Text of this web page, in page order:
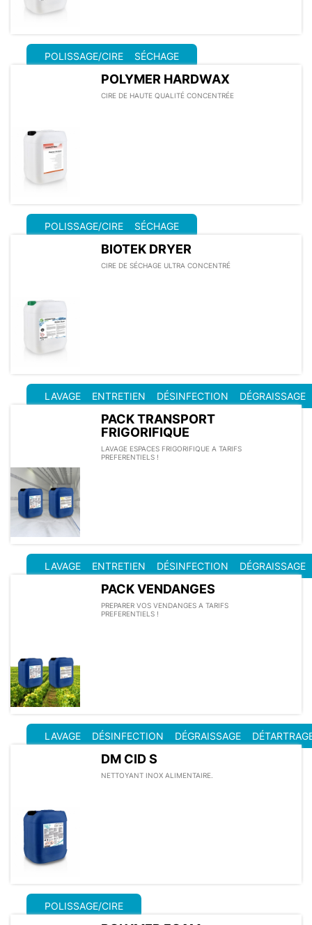
POLISSAGE/CIRE SÉCHAGE
POLYMER HARDWAX
CIRE DE HAUTE QUALITÉ CONCENTRÉE
POLISSAGE/CIRE SÉCHAGE
BIOTEK DRYER
CIRE DE SÉCHAGE ULTRA CONCENTRÉ
LAVAGE ENTRETIEN DÉSINFECTION DÉGRAISSAGE
PACK TRANSPORT
FRIGORIFIQUE
LAVAGE ESPACES FRIGORIFIQUE A TARIFS
PREFERENTIELS !
LAVAGE ENTRETIEN DÉSINFECTION DÉGRAISSAGE
PACK VENDANGES
PREPARER VOS VENDANGES A TARIFS
PREFERENTIELS !
LAVAGE DÉSINFECTION DÉGRAISSAGE
DM CID S
NETTOYANT INOX ALIMENTAIRE.
POLISSAGE/CIRE